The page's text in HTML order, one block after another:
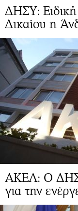
ΔΗΣΥ:
Δικαίου η
ΑΚΕΛ: Ο ΔΗΣΥ
για την